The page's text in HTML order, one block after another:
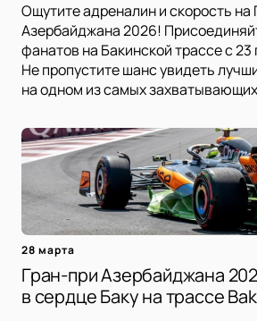
Ощутите адреналин и скорость на
Азербайджана 2026!
фанатов на Бакинской трассе с 23
Не пропустите шанс увидеть
на одном из самых
28 марта
Гран-при Азербайджана
в сердце Баку на трассе